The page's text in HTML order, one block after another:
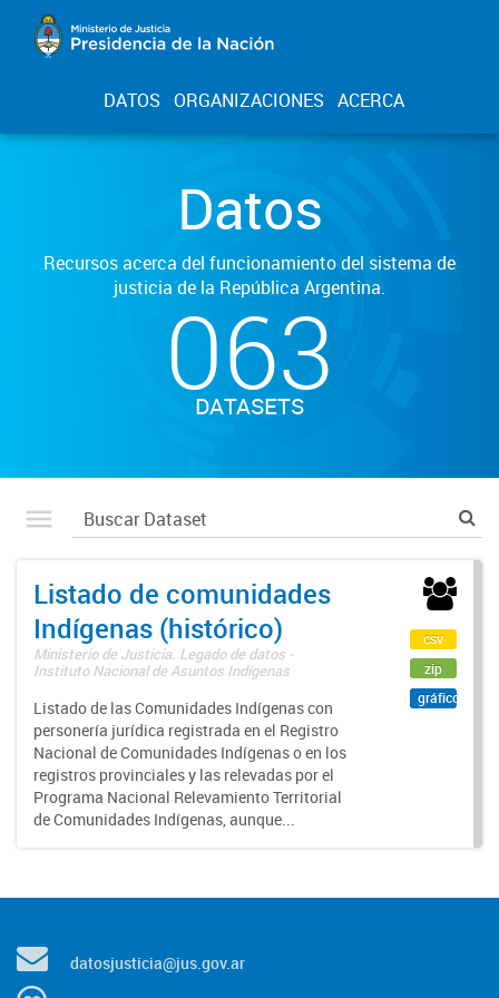
DATOS ORGANIZACIONES ACERCA
Datos
Recursos acerca del funcionamiento del sistema de
justicia de la República Argentina.
063
DATASETS
Listado de comunidades
Indígenas (histórico)
Ministerio de Justicia. Legado de datos -
Instituto Nacional de Asuntos Indígenas
Listado de las Comunidades Indígenas con
personería jurídica registrada en el Registro
Nacional de Comunidades Indígenas o en los
registros provinciales y las relevadas por el
Programa Nacional Relevamiento Territorial
de Comunidades Indígenas, aunque...
csv
zip
gráfico
datosjusticia@jus.gov.ar